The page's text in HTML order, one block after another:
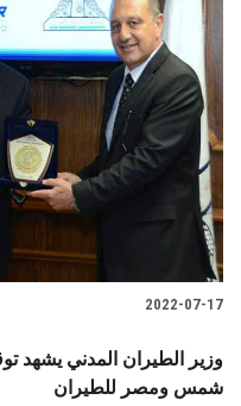
2022-07-17
وزير الطيران المدني يشهد
شمس ومصر للطيران